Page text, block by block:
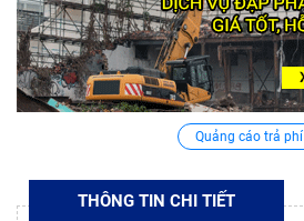
Quảng cáo trả phí
THÔNG TIN CHI TIẾT